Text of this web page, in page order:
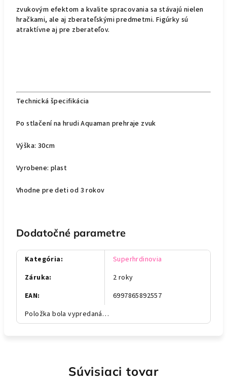
zvukovým efektom a kvalite spracovania sa stávajú nielen
hračkami, ale aj zberateľskými predmetmi. Figúrky sú
atraktívne aj pre zberateľov.
Technická špecifikácia
Po stlačení na hrudi Aquaman prehraje zvuk
Výška: 30cm
Vyrobene: plast
Vhodne pre deti od 3 rokov
Dodatočné parametre
Kategória:
Superhrdinovia
Záruka:
2 roky
EAN:
6997865892557
Položka bola vypredaná…
Súvisiaci tovar